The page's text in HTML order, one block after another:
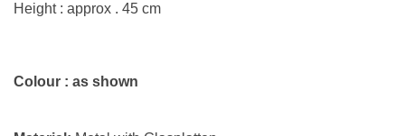
Height : approx . 45 cm
Colour : as shown